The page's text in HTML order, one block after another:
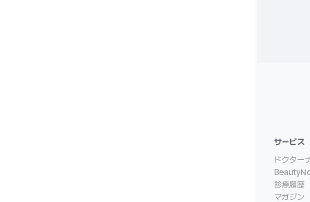
サービス
ドクター
診療履歴
マガジン